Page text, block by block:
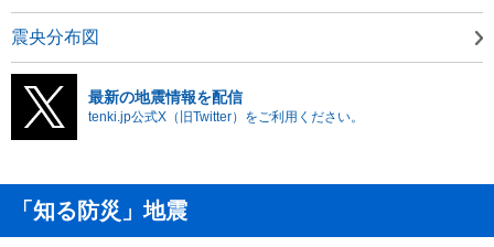
震央分布図
最新の地震情報を配信
tenki.jp公式X（旧Twitter）をご利用ください。
「知る防災」地震